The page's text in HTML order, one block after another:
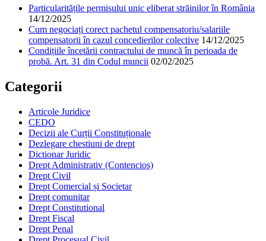
Particularitățile permisului unic eliberat străinilor în România
14/12/2025
Cum negociați corect pachetul compensatoriu/salariile
compensatorii în cazul concedierilor colective 14/12/2025
Condițiile încetării contractului de muncă în perioada de
probă. Art. 31 din Codul muncii 02/02/2025
Categorii
Articole Juridice
CEDO
Decizii ale Curții Constituționale
Dezlegare chestiuni de drept
Dictionar Juridic
Drept Administrativ (Contencios)
Drept Civil
Drept Comercial și Societar
Drept comunitar
Drept Constitutional
Drept Fiscal
Drept Penal